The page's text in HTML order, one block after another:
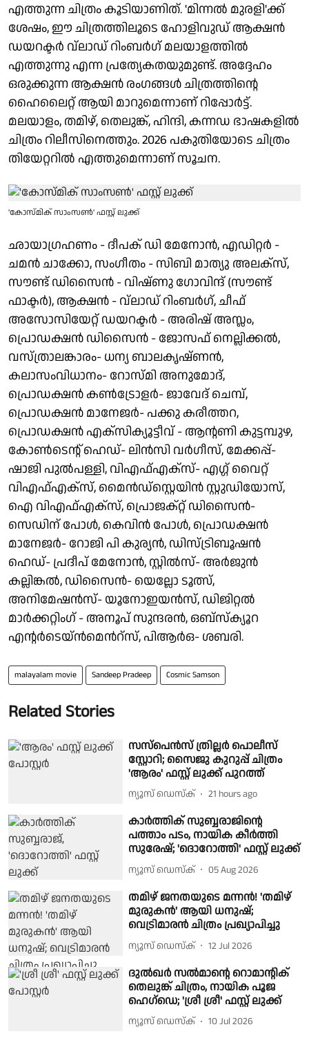
എത്തുന്ന ചിത്രം കൂടിയാണിത്. 'മിന്നൽ മുരളി'ക്ക്
ശേഷം, ഈ ചിത്രത്തിലൂടെ ഹോളിവുഡ് ആക്ഷൻ
ഡയറക്ടർ വ്ലാഡ് റിംബർഗ് മലയാളത്തിൽ
എത്തുന്നു എന്ന പ്രത്യേകതയുമുണ്ട്. അദ്ദേഹം
ഒരുക്കുന്ന ആക്ഷൻ രംഗങ്ങൾ ചിത്രത്തിന്റെ
ഹൈലൈറ്റ് ആയി മാറുമെന്നാണ് റിപ്പോർട്ട്.
മലയാളം, തമിഴ്, തെലുങ്ക്, ഹിന്ദി, കന്നഡ ഭാഷകളിൽ
ചിത്രം റിലീസിനെത്തും. 2026 പകുതിയോടെ ചിത്രം
തിയേറ്ററിൽ എത്തുമെന്നാണ് സൂചന.
'കോസ്മിക് സാംസൺ' ഫസ്റ്റ് ലുക്ക്
ഛായാഗ്രഹണം - ദീപക് ഡി മേനോൻ, എഡിറ്റർ -
ചമൻ ചാക്കോ, സംഗീതം - സിബി മാത്യു അലക്സ്,
സൗണ്ട് ഡിസൈൻ - വിഷ്ണു ഗോവിന്ദ് (സൗണ്ട്
ഫാക്ടർ), ആക്ഷൻ - വ്ലാഡ് റിംബർഗ്, ചീഫ്
അസോസിയേറ്റ് ഡയറക്ടർ - അരിഷ് അസ്ലം,
പ്രൊഡക്ഷൻ ഡിസൈൻ - ജോസഫ് നെല്ലിക്കൽ,
വസ്ത്രാലങ്കാരം- ധന്യ ബാലകൃഷ്ണൻ,
കലാസംവിധാനം- റോസ്‌മി അനുമോദ്,
പ്രൊഡക്ഷൻ കൺട്രോളർ- ജാവേദ് ചെമ്പ്,
പ്രൊഡക്ഷൻ മാനേജർ- പക്കു കരീത്തറ,
പ്രൊഡക്ഷൻ എക്സിക്യൂട്ടീവ് - ആന്റണി കുട്ടമ്പുഴ,
കോൺടെന്റ് ഹെഡ്- ലിൻസി വർഗീസ്, മേക്കപ്പ്-
ഷാജി പുൽപള്ളി, വിഎഫ്എക്സ്- എഗ്ഗ് വൈറ്റ്
വിഎഫ്എക്സ്, മൈൻഡ്സ്റ്റെയിൻ സ്റ്റുഡിയോസ്,
ഐ വിഎഫ്എക്സ്, പ്രൊജക്റ്റ് ഡിസൈൻ-
സെഡിന് പോൾ, കെവിൻ പോൾ, പ്രൊഡക്ഷൻ
മാനേജർ- റോജി പി കുര്യൻ, ഡിസ്ട്രിബൂഷൻ
ഹെഡ്- പ്രദീപ് മേനോൻ, സ്റ്റിൽസ്- അർജുൻ
കല്ലിങ്കൽ, ഡിസൈൻ- യെല്ലോ ടൂത്സ്,
അനിമേഷൻസ്- യൂനോഇയൻസ്, ഡിജിറ്റൽ
മാർക്കറ്റിംഗ് - അനൂപ് സുന്ദരൻ, ഒബ്‌സ്‌ക്യൂറ
എൻ്റർടെയ്ൻമെൻറ്സ്, പിആർഒ- ശബരി.
malayalam movie Sandeep Pradeep Cosmic Samson
Related Stories
സസ്‌പെൻസ് ത്രില്ലർ പൊലീസ്
സ്റ്റോറി; സൈജു കുറുപ്പ് ചിത്രം
'ആരം' ഫസ്റ്റ് ലുക്ക് പുറത്ത്
ന്യൂസ് ഡെസ്ക് 21 hours ago
കാർത്തിക് സുബ്ബരാജിന്റെ
പത്താം പടം, നായിക കീർത്തി
സുരേഷ്; 'ദൊറോത്തി' ഫസ്റ്റ് ലുക്ക്
ന്യൂസ് ഡെസ്ക് 05 Aug 2026
തമിഴ് ജനതയുടെ മന്നൻ! 'തമിഴ്
മുരുകൻ' ആയി ധനുഷ്;
വെട്രിമാരൻ ചിത്രം പ്രഖ്യാപിച്ചു
ന്യൂസ് ഡെസ്ക് 12 Jul 2026
ദുൽഖർ സൽമാന്റെ റൊമാന്റിക്
തെലുങ്ക് ചിത്രം, നായിക പൂജ
ഹെഗ്‌ഡെ; 'ശ്രീ ശ്രീ' ഫസ്റ്റ് ലുക്ക്
ന്യൂസ് ഡെസ്ക് 10 Jul 2026